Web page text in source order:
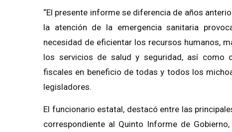
“El presente informe se diferencia de años
la atención de la emergencia sanitaria
necesidad de eficientar los recursos humanos,
los servicios de salud y seguridad, así como
fiscales en beneficio de todas y todos los
legisladores.
El funcionario estatal, destacó entre las
correspondiente al Quinto Informe de